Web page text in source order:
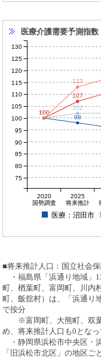
医療介護需要予測指数
100
98
100
102
100
107
100
113
2020
国勢調査
2025
将来推計
75
80
85
90
95
100
105
110
115
120
125
130
医療：沼田市
■将来推計人口：国立社会
・福島県「浜通り地域」
町、楢葉町、富岡町、川内
町、飯舘村）は、「浜通り
で按分
※富岡町、大熊町、双葉
め、将来推計人口も0となっ
・静岡県浜松市中央区・
「旧浜松市北区」の地区